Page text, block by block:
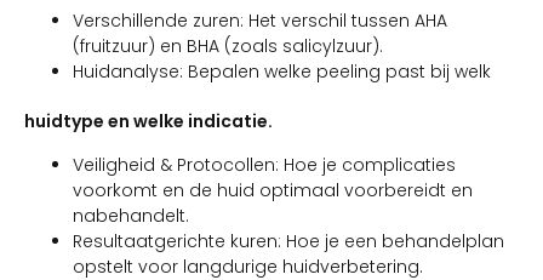
Verschillende zuren: Het verschil tussen AHA
(fruitzuur) en BHA (zoals salicylzuur).
Huidanalyse: Bepalen welke peeling past bij welk
huidtype en welke indicatie.
Veiligheid & Protocollen: Hoe je complicaties
voorkomt en de huid optimaal voorbereidt en
nabehandelt.
Resultaatgerichte kuren: Hoe je een behandelplan
opstelt voor langdurige huidverbetering.